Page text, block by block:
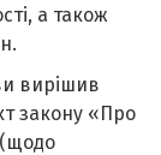
а також
вирішив
закону «Про
(щодо